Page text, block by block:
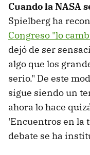
Cuando la NASA
Spielberg ha
Congreso "lo
dejó de ser
algo que los
serio." De este
sigue siendo un
ahora lo hace
'Encuentros en la
debate se ha